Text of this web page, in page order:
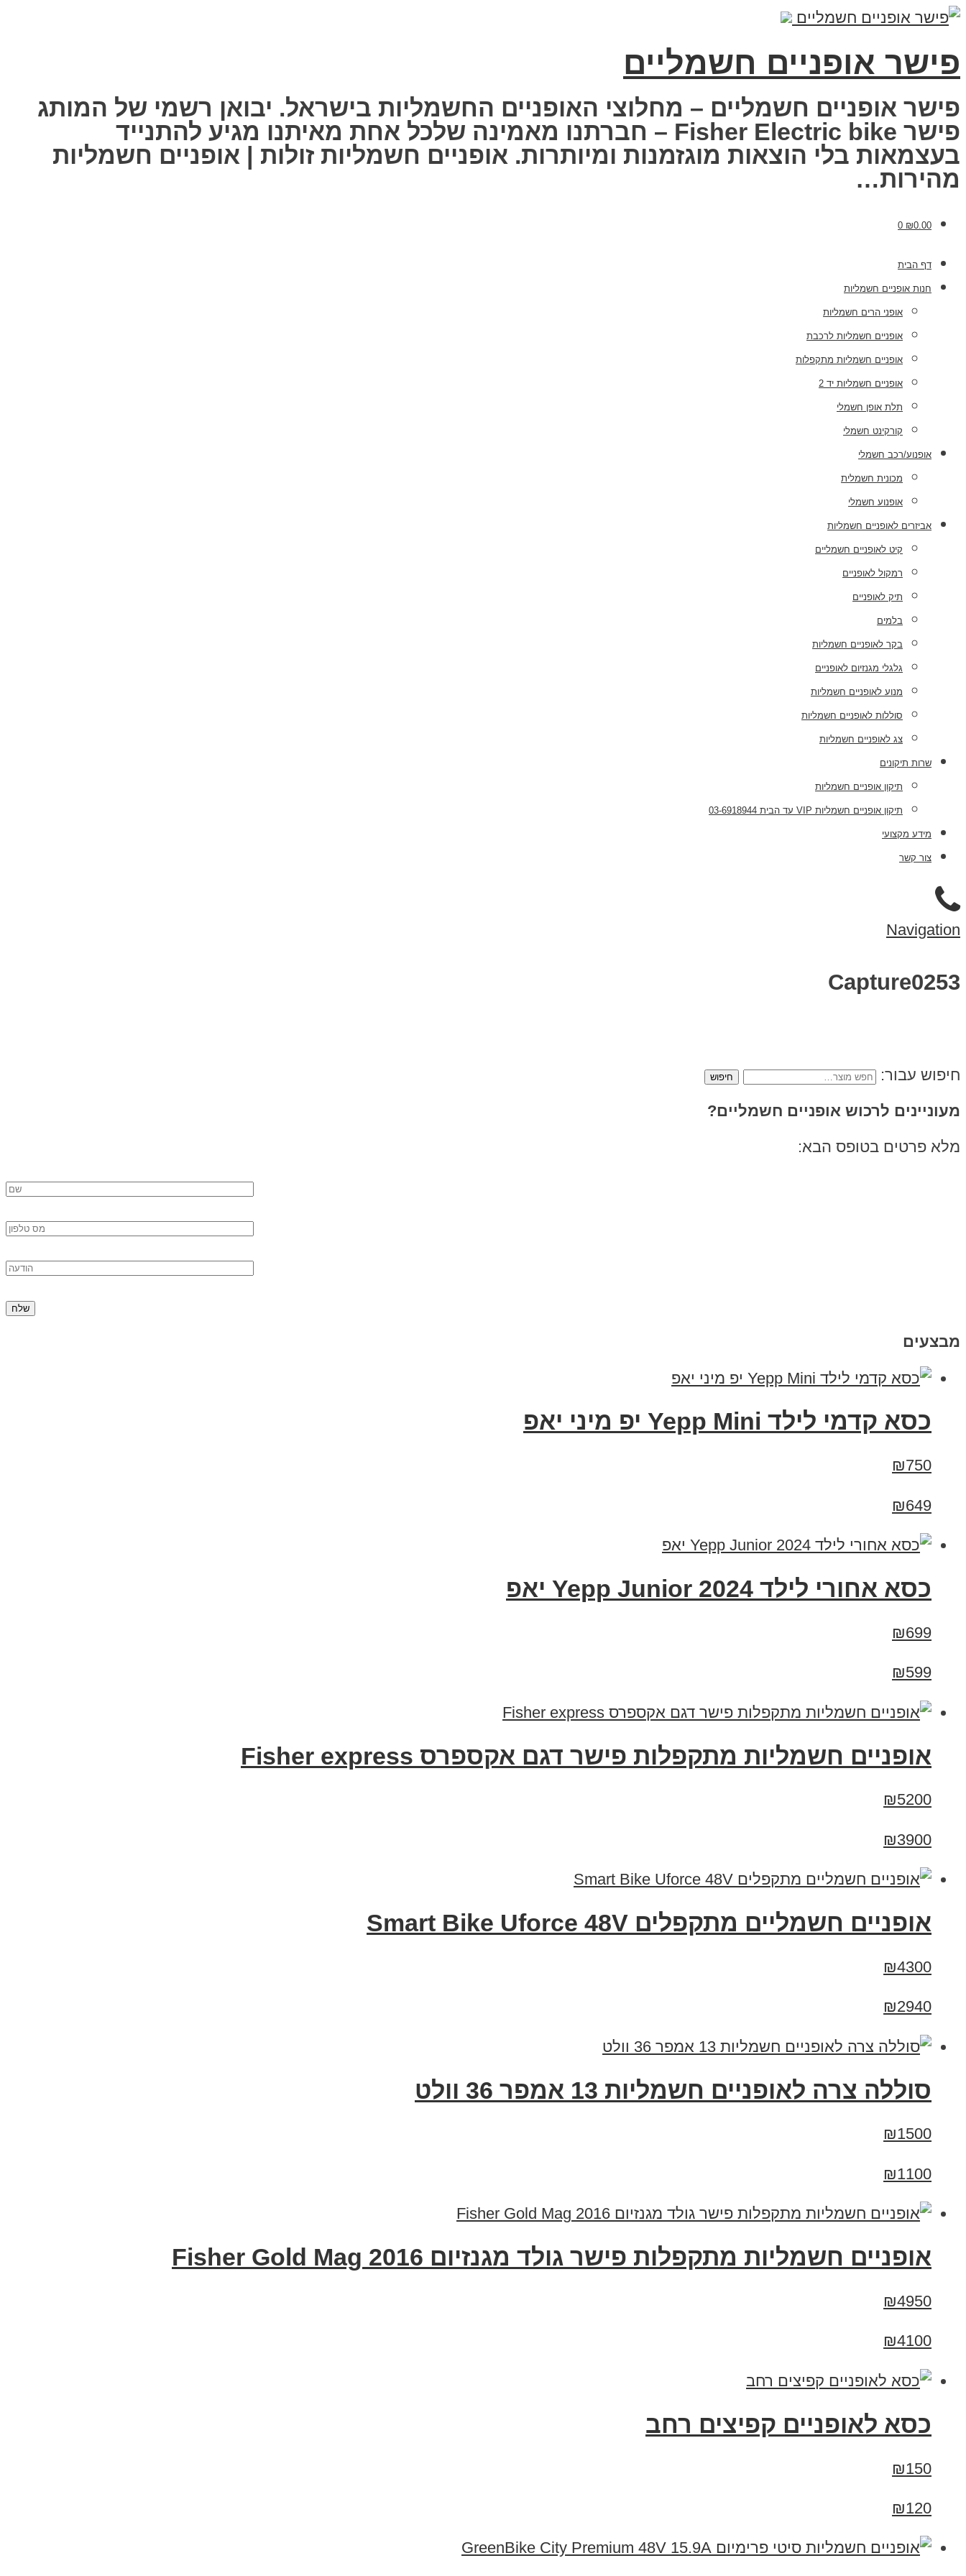
פישר אופניים חשמליים
פישר אופניים חשמליים – מחלוצי האופניים החשמליות בישראל. יבואן רשמי של המותג
פישר Fisher Electric bike – חברתנו מאמינה שלכל אחת מאיתנו מגיע להתנייד
בעצמאות בלי הוצאות מוגזמנות ומיותרות. אופניים חשמליות זולות | אופניים חשמליות
מהירות…
₪0.00
0
דף הבית
חנות אופניים חשמליות
אופני הרים חשמליות
אופניים חשמליות לרכבת
אופניים חשמליות מתקפלות
אופניים חשמליות יד 2
תלת אופן חשמלי
קורקינט חשמלי
אופנוע/רכב חשמלי
מכונית חשמלית
אופנוע חשמלי
אביזרים לאופניים חשמליות
קיט לאופניים חשמליים
רמקול לאופניים
תיק לאופניים
בלמים
בקר לאופניים חשמליות
גלגלי מגנזיום לאופניים
מנוע לאופניים חשמליות
סוללות לאופניים חשמליות
צג לאופניים חשמליות
שרות תיקונים
תיקון אופניים חשמליות
תיקון אופניים חשמליות VIP עד הבית 03-6918944
מידע מקצועי
צור קשר
Navigation
Capture0253
חיפוש עבור:
מעוניינים לרכוש אופניים חשמליים?
מלא פרטים בטופס הבא:
מבצעים
כסא קדמי לילד Yepp Mini יפ מיני יאפ
₪750
₪649
כסא אחורי לילד Yepp Junior 2024 יאפ
₪699
₪599
אופניים חשמליות מתקפלות פישר דגם אקספרס Fisher express
₪5200
₪3900
אופניים חשמליים מתקפלים Smart Bike Uforce 48V
₪4300
₪2940
סוללה צרה לאופניים חשמליות 13 אמפר 36 וולט
₪1500
₪1100
אופניים חשמליות מתקפלות פישר גולד מגנזיום 2016 Fisher Gold Mag
₪4950
₪4100
כסא לאופניים קפיצים רחב
₪150
₪120